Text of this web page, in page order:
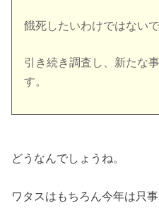
餓死したいわけではないで
引き続き調査し、新たな
す。
どうなんでしょうね。
ワタスはもちろん今年は只事